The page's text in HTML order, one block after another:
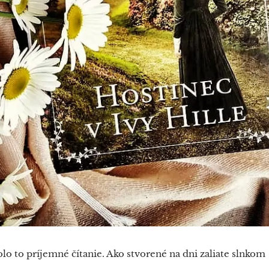
to príjemné čítanie. Ako stvorené na dni zaliate slnkom